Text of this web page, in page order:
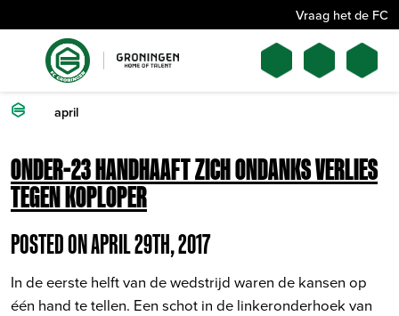
Vraag het de FC
april
ONDER-23 HANDHAAFT ZICH ONDANKS VERLIES
TEGEN KOPLOPER
POSTED ON APRIL 29TH, 2017
In de eerste helft van de wedstrijd waren de kansen op
één hand te tellen. Een schot in de linkeronderhoek van